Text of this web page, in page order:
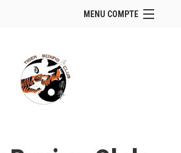
MENU COMPTE
Site Web du club
Facebook
Se connecter